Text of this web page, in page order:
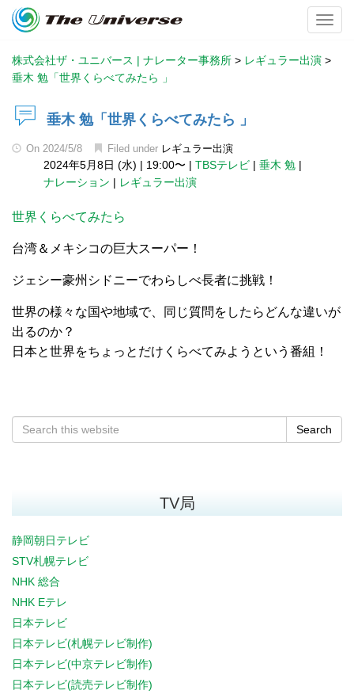
株式会社ザ・ユニバース | ナレーター事務所 > レギュラー出演 >
垂木 勉「世界くらべてみたら 」
垂木 勉「世界くらべてみたら 」
On 2024/5/8 Filed under レギュラー出演
2024年5月8日 (水) | 19:00〜 | TBSテレビ | 垂木 勉 |
ナレーション | レギュラー出演
世界くらべてみたら
台湾＆メキシコの巨大スーパー！
ジェシー豪州シドニーでわらしべ長者に挑戦！
世界の様々な国や地域で、同じ質問をしたらどんな違いが
出るのか？
日本と世界をちょっとだけくらべてみようという番組！
Search
TV局
静岡朝日テレビ
STV札幌テレビ
NHK 総合
NHK Eテレ
日本テレビ
日本テレビ(札幌テレビ制作)
日本テレビ(中京テレビ制作)
日本テレビ(読売テレビ制作)